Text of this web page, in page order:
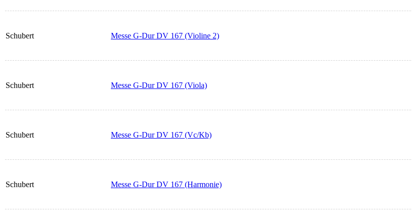
Schubert Messe G-Dur DV 167 (Violine 2)
Schubert Messe G-Dur DV 167 (Viola)
Schubert Messe G-Dur DV 167 (Vc/Kb)
Schubert Messe G-Dur DV 167 (Harmonie)